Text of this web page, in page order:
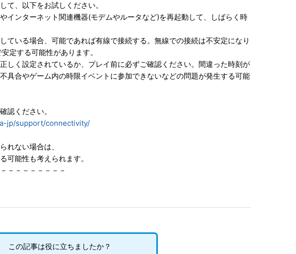
て、以下をお試しください。
インターネット関連機器(モデムやルータなど)を再起動して、しばらく時
ている場合、可能であれば有線で接続する。無線での接続は不安定になり
定する可能性があります。
しく設定されているか、プレイ前に必ずご確認ください。間違った時刻が
具合やゲーム内の時限イベントに参加できないなどの問題が発生する可能
認ください。
jp/support/connectivity/
れない場合は、
可能性も考えられます。
－－－－－－－－
この記事は役に立ちましたか？